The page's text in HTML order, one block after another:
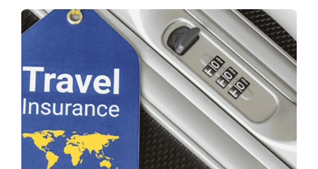
compañía dispuesta a ofrecerle un plan adaptado a sus
necesidades específicas, lo que le permitió continuar con
su sueño empresarial sin preocupaciones financieras.
Caso 3: La Importancia del Asesoramiento
Legal
Laura había sido diagnosticada con una enfermedad
crónica y fue rechazada por varias aseguradoras.
Desesperada por encontrar ayuda, buscó asesoría legal y